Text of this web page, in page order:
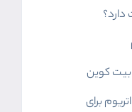
بیت کوین
برای